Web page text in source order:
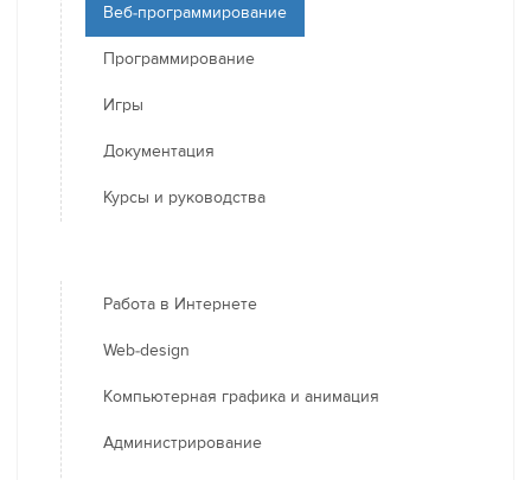
Веб-программирование
Программирование
Игры
Документация
Курсы и руководства
Работа в Интернете
Web-design
Компьютерная графика и анимация
Администрирование